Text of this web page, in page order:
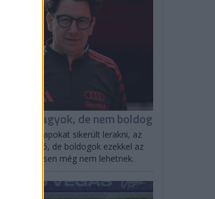
vagyok, de nem boldog
az alapokat sikerült lerakni, az
az irány jó, de boldogok ezekkel az
még nem lehetnek.